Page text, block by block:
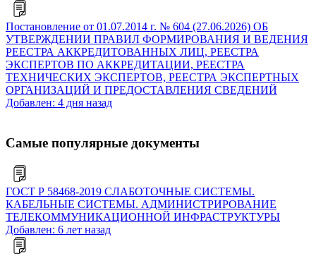
Постановление от 01.07.2014 г. № 604 (27.06.2026) ОБ
УТВЕРЖДЕНИИ ПРАВИЛ ФОРМИРОВАНИЯ И ВЕДЕНИЯ
РЕЕСТРА АККРЕДИТОВАННЫХ ЛИЦ, РЕЕСТРА
ЭКСПЕРТОВ ПО АККРЕДИТАЦИИ, РЕЕСТРА
ТЕХНИЧЕСКИХ ЭКСПЕРТОВ, РЕЕСТРА ЭКСПЕРТНЫХ
ОРГАНИЗАЦИЙ И ПРЕДОСТАВЛЕНИЯ СВЕДЕНИЙ
Добавлен: 4 дня назад
Самые популярные документы
ГОСТ Р 58468-2019 СЛАБОТОЧНЫЕ СИСТЕМЫ.
КАБЕЛЬНЫЕ СИСТЕМЫ. АДМИНИСТРИРОВАНИЕ
ТЕЛЕКОММУНИКАЦИОННОЙ ИНФРАСТРУКТУРЫ
Добавлен: 6 лет назад